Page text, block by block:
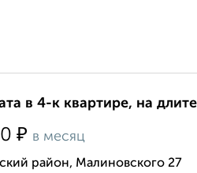
в 4-к квартире, на
₽ в месяц
район, Малиновского 27